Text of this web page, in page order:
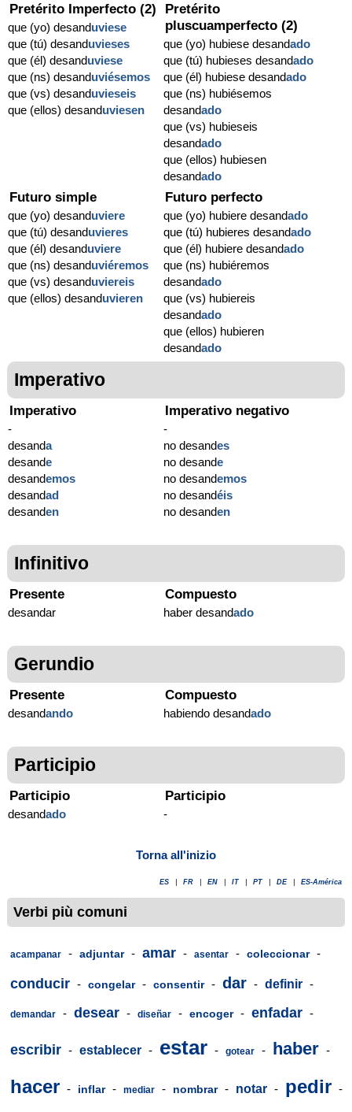
Pretérito Imperfecto (2)
que (yo) desanduviese
que (tú) desanduvieses
que (él) desanduviese
que (ns) desanduviésemos
que (vs) desanduvieseis
que (ellos) desanduviesen
Pretérito
pluscuamperfecto (2)
que (yo) hubiese desandado
que (tú) hubieses desandado
que (él) hubiese desandado
que (ns) hubiésemos
desandado
que (vs) hubieseis
desandado
que (ellos) hubiesen
desandado
Futuro simple
que (yo) desanduviere
que (tú) desanduvieres
que (él) desanduviere
que (ns) desanduviéremos
que (vs) desanduviereis
que (ellos) desanduvieren
Futuro perfecto
que (yo) hubiere desandado
que (tú) hubieres desandado
que (él) hubiere desandado
que (ns) hubiéremos
desandado
que (vs) hubiereis
desandado
que (ellos) hubieren
desandado
Imperativo
Imperativo
-
desanda
desande
desandemos
desandad
desanden
Imperativo negativo
-
no desandes
no desande
no desandemos
no desandéis
no desanden
Infinitivo
Presente
desandar
Compuesto
haber desandado
Gerundio
Presente
desandando
Compuesto
habiendo desandado
Participio
Participio
desandado
Participio
-
Torna all'inizio
ES FR EN IT PT DE ES-América
Verbi più comuni
acampanar - adjuntar - amar - asentar - coleccionar -
conducir - congelar - consentir - dar - definir -
demandar - desear - diseñar - encoger - enfadar -
escribir - establecer - estar - gotear - haber -
hacer - inflar - mediar - nombrar - notar - pedir -